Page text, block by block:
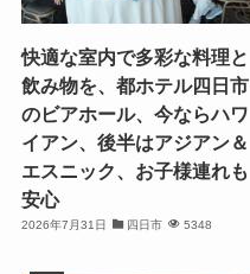
快適な室内で多彩な料理と
飲み物を、都ホテル四日市
のビアホール、今ならハワ
イアン、後半はアジアン＆
エスニック、お子様連れも
安心
2026年7月31日 四日市 5348